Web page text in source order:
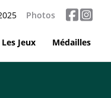
Photos
Les Jeux Médailles